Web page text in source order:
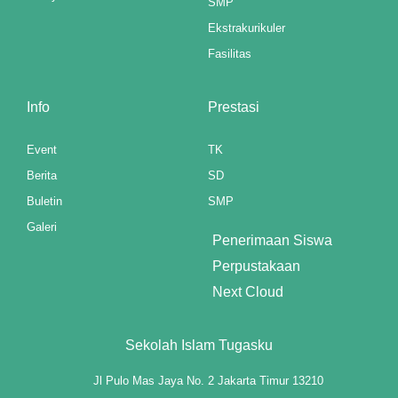
Ekstrakurikuler
Fasilitas
Info
Event
Berita
Buletin
Galeri
Prestasi
TK
SD
SMP
Penerimaan Siswa
Perpustakaan
Next Cloud
Sekolah Islam Tugasku
Jl Pulo Mas Jaya No. 2 Jakarta Timur 13210